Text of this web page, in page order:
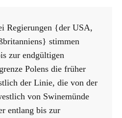
Regierungen {der USA,
stimmen
zur endgültigen
Polens die früher
der Linie, die von der
von Swinemünde
entlang bis zur